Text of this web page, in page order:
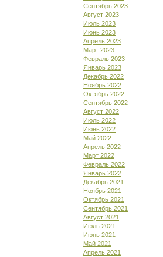
Сентябрь 2023
Август 2023
Июль 2023
Июнь 2023
Апрель 2023
Март 2023
Февраль 2023
Январь 2023
Декабрь 2022
Ноябрь 2022
Октябрь 2022
Сентябрь 2022
Август 2022
Июль 2022
Июнь 2022
Май 2022
Апрель 2022
Март 2022
Февраль 2022
Январь 2022
Декабрь 2021
Ноябрь 2021
Октябрь 2021
Сентябрь 2021
Август 2021
Июль 2021
Июнь 2021
Май 2021
Апрель 2021